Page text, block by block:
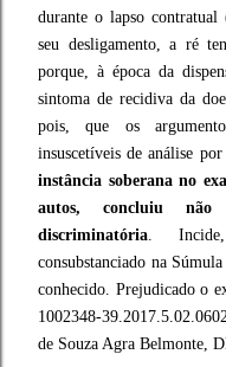
durante o lapso
seu desligamento, a ré
porque, à época da
sintoma de recidiva da
pois, que os
insuscetíveis de análise
instância soberana no
autos, concluiu não
discriminatória.
consubstanciado na
conhecido. Prejudicado o
1002348-
de Souza Agra Belmonte,